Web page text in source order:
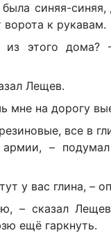
синяя-
ворота к рукавам.
этого дома?
Лещев.
мне на дорогу
все в
армии, –
у вас глина, –
– сказал
ещё гаркнуть.